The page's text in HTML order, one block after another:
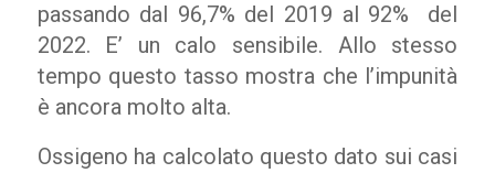
passando dal 96,7% del 2019 al 92% del
2022. E’ un calo sensibile. Allo stesso
tempo questo tasso mostra che l’impunità
è ancora molto alta.
Ossigeno ha calcolato questo dato sui casi